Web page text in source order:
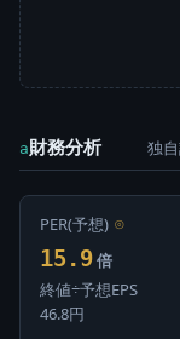
a財務分析 独
PER(予想) ⊙
15.9 倍
終値÷予想EPS
46.8円